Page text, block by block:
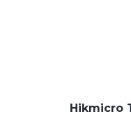
Hikmicro